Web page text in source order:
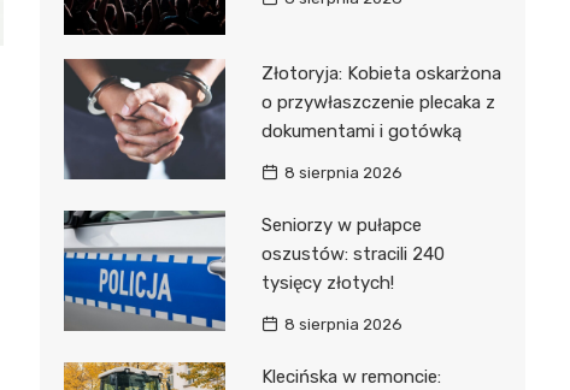
Złotoryja: Kobieta oskarżona
o przywłaszczenie plecaka z
dokumentami i gotówką
8 sierpnia 2026
Seniorzy w pułapce
oszustów: stracili 240
tysięcy złotych!
8 sierpnia 2026
Klecińska w remoncie: